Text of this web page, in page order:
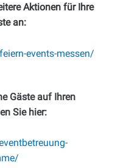
Aktionen für
Ihre
an:
events-messen/
Gäste auf Ihren
Sie hier: